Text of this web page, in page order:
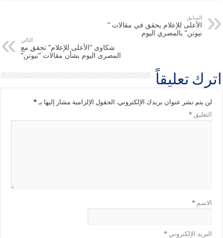
السابق
الأعلى للإعلام يحقق في مقالات ”
نيوتن” بالمصري اليوم
التالي
شكاوى “الأعلى للإعلام” تحقق مع
المصرى اليوم بشأن مقالات “نيوتن”
اترك تعليقاً
لن يتم نشر عنوان بريدك الإلكتروني. الحقول الإلزامية مشار إليها بـ*
التعليق*
الاسم*
البريد الإلكتروني*